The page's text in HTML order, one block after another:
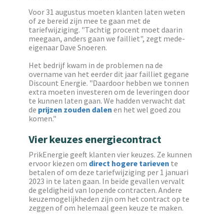
Voor 31 augustus moeten klanten laten weten
of ze bereid zijn mee te gaan met de
tariefwijziging. "Tachtig procent moet daarin
meegaan, anders gaan we failliet", zegt mede-
eigenaar Dave Snoeren.
Het bedrijf kwam in de problemen na de
overname van het eerder dit jaar failliet gegane
Discount Energie. "Daardoor hebben we tonnen
extra moeten investeren om de leveringen door
te kunnen laten gaan. We hadden verwacht dat
de prijzen zouden dalen en het wel goed zou
komen."
Vier keuzes energiecontract
PrikEnergie geeft klanten vier keuzes. Ze kunnen
ervoor kiezen om direct hogere tarieven te
betalen of om deze tariefwijziging per 1 januari
2023 in te laten gaan. In beide gevallen vervalt
de geldigheid van lopende contracten. Andere
keuzemogelijkheden zijn om het contract op te
zeggen of om helemaal geen keuze te maken.